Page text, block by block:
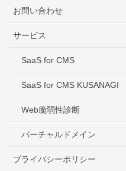
お問い合わせ
サービス
SaaS for CMS
SaaS for CMS KUSANAGI
Web脆弱性診断
バーチャルドメイン
プライバシーポリシー